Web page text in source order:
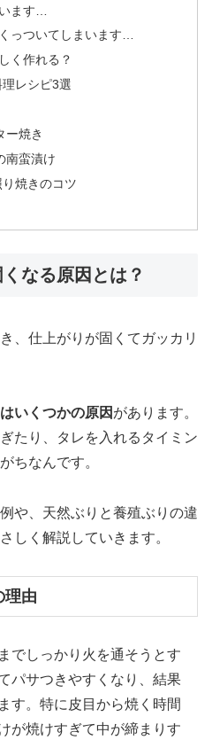
ます…
っついてしまいます…
く作れる？
レシピ3選
ー焼き
南蛮漬け
焼きのコツ
なる原因とは？
、仕上がりが固くてガッカリ
いくつかの原因 があります。
たり、タレを入れるタイミン
ちなんです。
や、天然ぶりと養殖ぶりの違
しく解説していきます。
理由
でしっかり火を通そうとす
パサつきやすくなり、結果
す。特に皮目から焼く時間
が焼けすぎて中が締まりす